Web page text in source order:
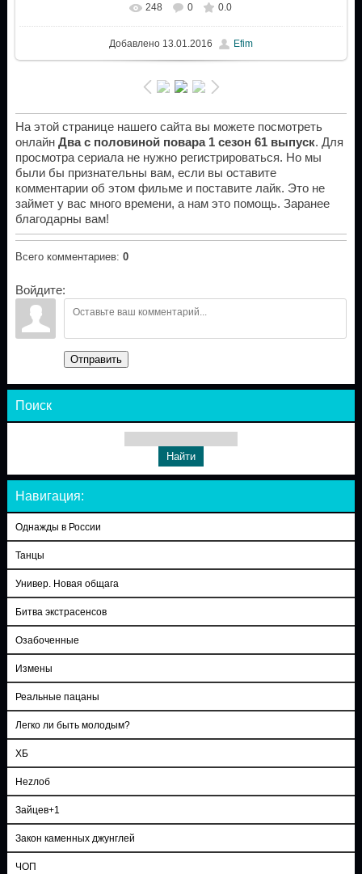
248 0 0.0
Добавлено13.01.2016 Efim
На этой странице нашего сайта вы можете посмотреть
онлайн Два с половиной повара 1 сезон 61 выпуск. Для
просмотра сериала не нужно регистрироваться. Но мы
были бы признательны вам, если вы оставите
комментарии об этом фильме и поставите лайк. Это не
займет у вас много времени, а нам это помощь. Заранее
благодарны вам!
Всего комментариев: 0
Войдите:
Отправить
Поиск
Навигация:
Однажды в России
Танцы
Универ. Новая общага
Битва экстрасенсов
Озабоченные
Измены
Реальные пацаны
Легко ли быть молодым?
ХБ
Неzлоб
Зайцев+1
Закон каменных джунглей
ЧОП